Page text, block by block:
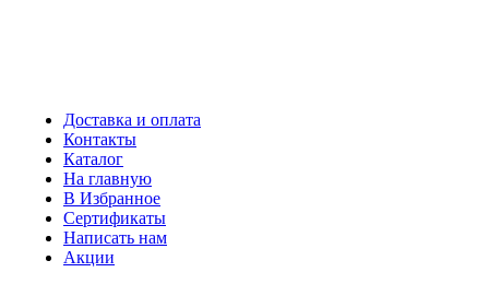
Доставка и оплата
Контакты
Каталог
На главную
В Избранное
Сертификаты
Написать нам
Акции